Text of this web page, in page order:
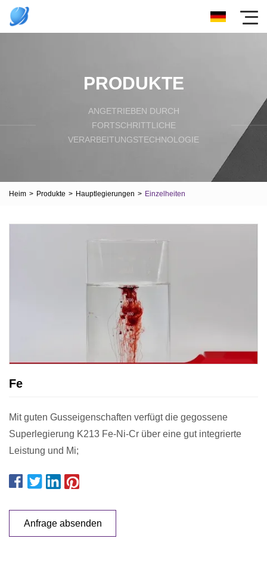
PRODUKTE
ANGETRIEBEN DURCH
FORTSCHRITTLICHE
VERARBEITUNGSTECHNOLOGIE
Heim > Produkte > Hauptlegierungen > Einzelheiten
Fe
Mit guten Gusseigenschaften verfügt die gegossene
Superlegierung K213 Fe-Ni-Cr über eine gut integrierte
Leistung und Mi;
Anfrage absenden